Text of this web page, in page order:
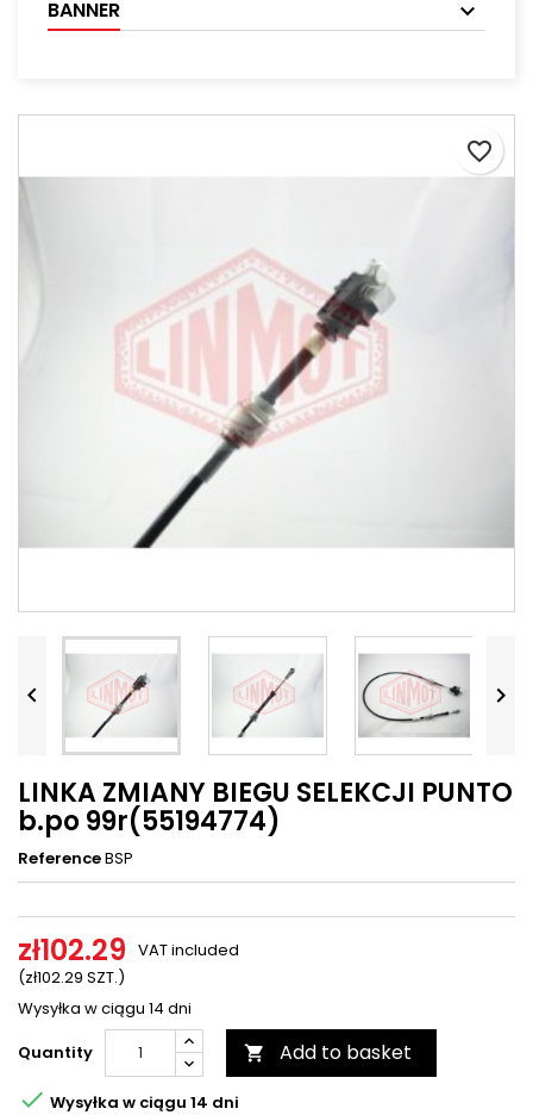
BANNER
favorite_border
 
 
LINKA ZMIANY BIEGU SELEKCJI PUNTO
b.po 99r(55194774)
ReferenceBSP
zł102.29
(zł102.29 SZT.)
VAT included
Wysyłka w ciągu 14 dni
Quantity
 Add to basket
 Wysyłka w ciągu 14 dni